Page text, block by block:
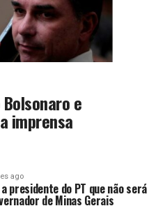
e
imprensa
ago
presidente do PT que não será
de Minas Gerais